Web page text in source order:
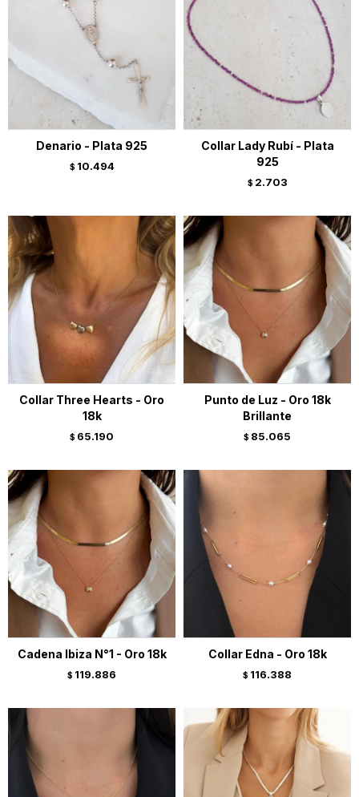
Denario - Plata 925
$ 10.494
Collar Lady Rubí - Plata
925
$ 2.703
Collar Three Hearts - Oro
18k
$ 65.190
Punto de Luz - Oro 18k
Brillante
$ 85.065
Cadena Ibiza N°1 - Oro 18k
$ 119.886
Collar Edna - Oro 18k
$ 116.388